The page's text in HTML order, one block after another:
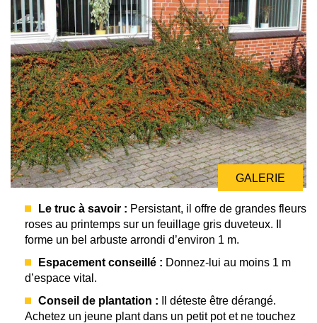
GALERIE
Le truc à savoir : Persistant, il offre de grandes fleurs
roses au printemps sur un feuillage gris duveteux. Il
forme un bel arbuste arrondi d’environ 1 m.
Espacement conseillé : Donnez-lui au moins 1 m
d’espace vital.
Conseil de plantation : Il déteste être dérangé.
Achetez un jeune plant dans un petit pot et ne touchez